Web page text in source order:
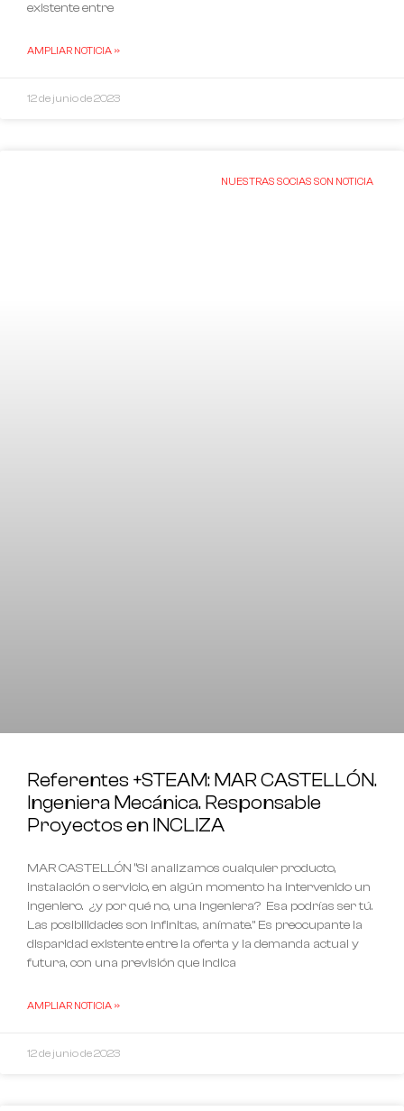
existente entre
AMPLIAR NOTICIA »
12 de junio de 2023
NUESTRAS SOCIAS SON NOTICIA
Referentes +STEAM: MAR CASTELLÓN.
Ingeniera Mecánica. Responsable
Proyectos en INCLIZA
MAR CASTELLÓN “Si analizamos cualquier producto,
instalación o servicio, en algún momento ha intervenido un
ingeniero. ¿y por qué no, una ingeniera? Esa podrías ser tú.
Las posibilidades son infinitas, anímate.” Es preocupante la
disparidad existente entre la oferta y la demanda actual y
futura, con una previsión que indica
AMPLIAR NOTICIA »
12 de junio de 2023